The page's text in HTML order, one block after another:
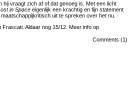
hij vraagt zich af of dat genoeg is. Met een licht
in Space eigenlijk een krachtig en fijn statement
uit te spreken over het nu.
Aldaar nog 15/12. Meer info op
Comments (1)